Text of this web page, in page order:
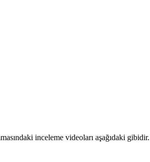
inceleme videoları aşağıdaki gibidir.